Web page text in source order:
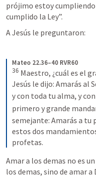
prójimo estoy cumpliendo
cumplido la Ley”.
A Jesús le preguntaron:
Mateo 22.36–40 RVR60
36 Maestro, ¿cuál es el
Jesús le dijo: Amarás al
y con toda tu alma, y
primero y grande
semejante: Amarás a
estos dos
profetas.
Amar a los demas no es
los demas, sino de amar a